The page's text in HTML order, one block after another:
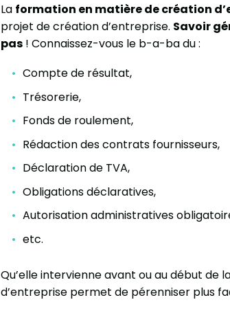
La formation en matière de création
projet de création d’entreprise. Savoir
pas ! Connaissez-vous le b-a-ba du :
Compte de résultat,
Trésorerie,
Fonds de roulement,
Rédaction des contrats fournisseurs,
Déclaration de TVA,
Obligations déclaratives,
Autorisation administratives
etc.
Qu’elle intervienne avant ou au début
d’entreprise permet de pérenniser plus